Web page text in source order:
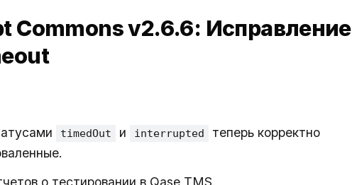
Commons v2.6.6: Исправление
timedOut и interrupted
теперь корректно
о тестировании в Qase TMS.